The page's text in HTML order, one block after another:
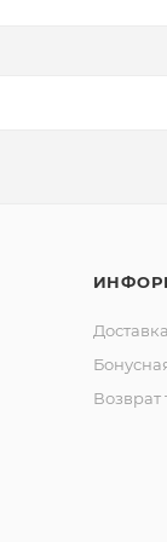
Возврат